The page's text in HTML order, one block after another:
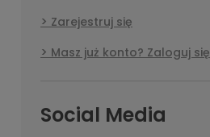
Zarejestruj się
Masz już konto? Zaloguj się
Social Media